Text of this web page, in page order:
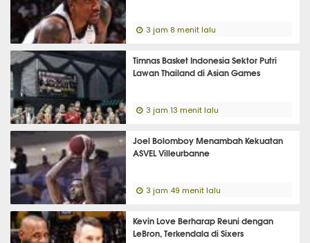
3 jam 8 menit lalu
Timnas Basket Indonesia Sektor Putri
Lawan Thailand di Asian Games
3 jam 13 menit lalu
Joel Bolomboy Menambah Kekuatan
ASVEL Villeurbanne
3 jam 49 menit lalu
Kevin Love Berharap Reuni dengan
LeBron, Terkendala di Sixers